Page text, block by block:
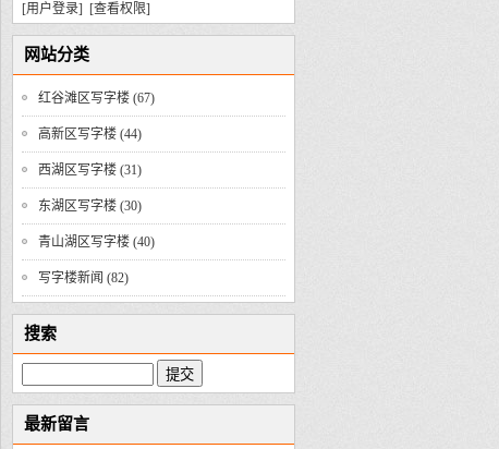
[用户登录] [查看权限]
网站分类
红谷滩区写字楼 (67)
高新区写字楼 (44)
西湖区写字楼 (31)
东湖区写字楼 (30)
青山湖区写字楼 (40)
写字楼新闻 (82)
搜索
最新留言